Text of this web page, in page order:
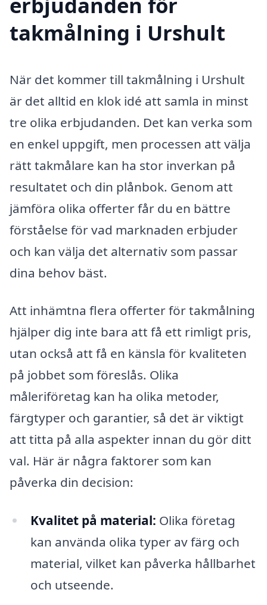
takmålning i Urshult
När det kommer till takmålning i Urshult
är det alltid en klok idé att samla in minst
tre olika erbjudanden. Det kan verka som
en enkel uppgift, men processen att välja
rätt takmålare kan ha stor inverkan på
resultatet och din plånbok. Genom att
jämföra olika offerter får du en bättre
förståelse för vad marknaden erbjuder
och kan välja det alternativ som passar
dina behov bäst.
Att inhämtna flera offerter för takmålning
hjälper dig inte bara att få ett rimligt pris,
utan också att få en känsla för kvaliteten
på jobbet som föreslås. Olika
måleriföretag kan ha olika metoder,
färgtyper och garantier, så det är viktigt
att titta på alla aspekter innan du gör ditt
val. Här är några faktorer som kan
påverka din decision:
Kvalitet på material: Olika företag
kan använda olika typer av färg och
material, vilket kan påverka hållbarhet
och utseende.